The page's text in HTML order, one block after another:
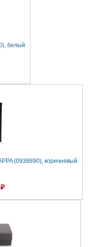
белый
(0938890), коричневый